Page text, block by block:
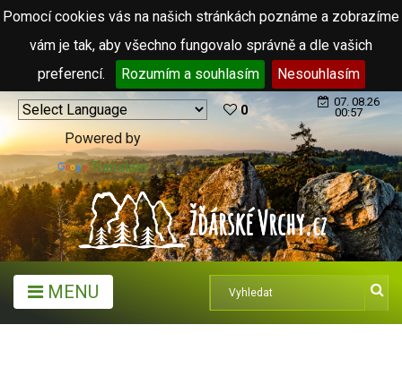
Pomocí cookies vás na našich stránkách poznáme a zobrazíme
vám je tak, aby všechno fungovalo správně a dle vašich
preferencí.
Rozumím a souhlasím Nesouhlasím
Powered by
Translate
0
07. 08.26
00:57
MENU